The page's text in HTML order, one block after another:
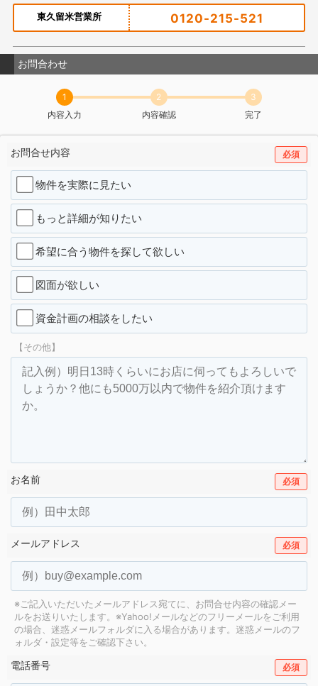
東久留米営業所 0120-215-521
お問合わせ
1
内容入力
2
内容確認
3
完了
お問合せ内容 必須
物件を実際に見たい
もっと詳細が知りたい
希望に合う物件を探して欲しい
図面が欲しい
資金計画の相談をしたい
【その他】
お名前 必須
メールアドレス 必須
※ご記入いただいたメールアドレス宛てに、お問合せ内容の確認メー
ルをお送りいたします。 ※Yahoo!メールなどのフリーメールをご利用
の場合、迷惑メールフォルダに入る場合があります。 迷惑メールのフ
ォルダ・設定等をご確認下さい。
電話番号 必須